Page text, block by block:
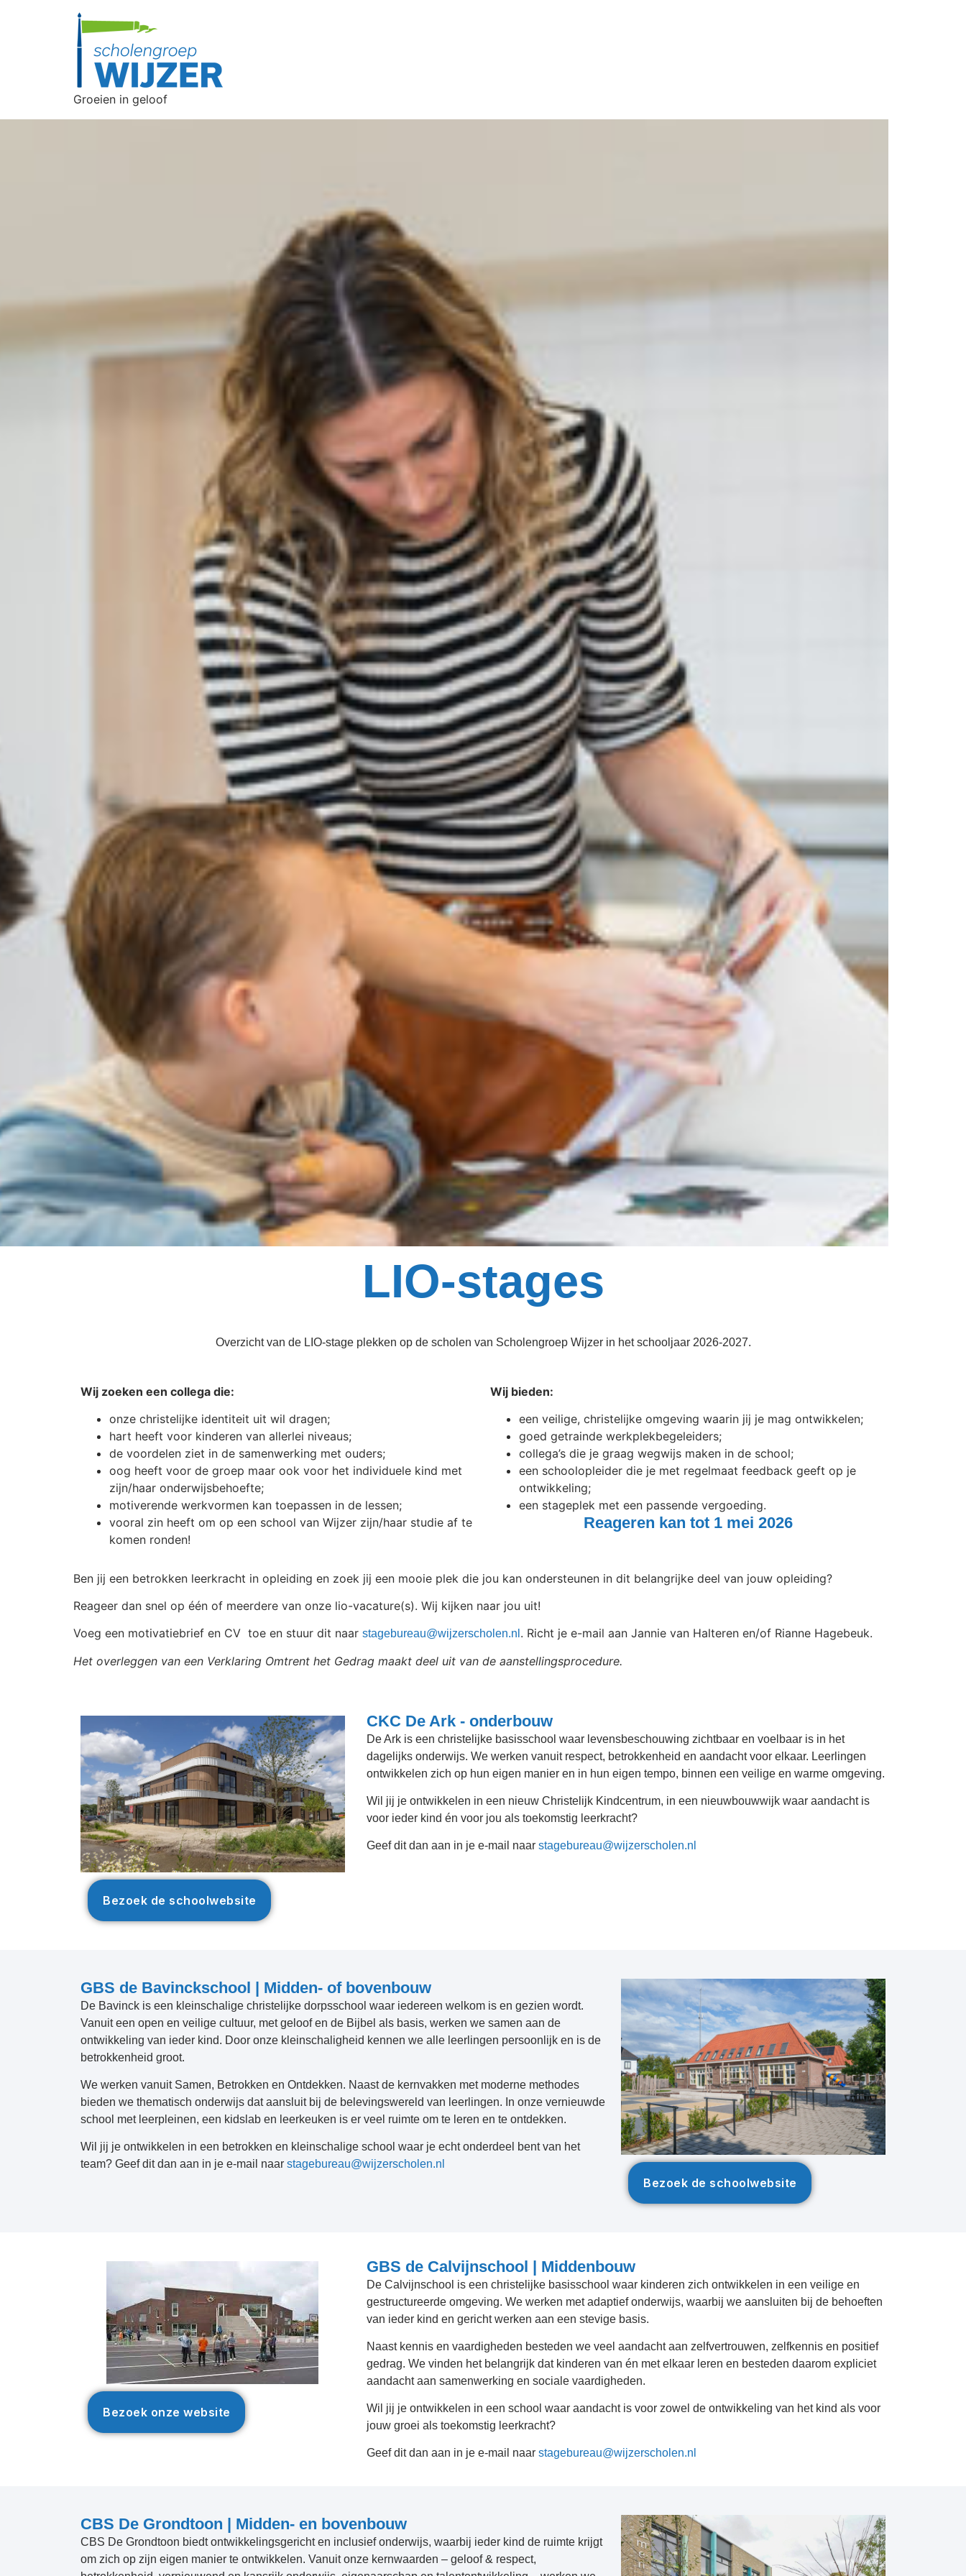
Groeien in geloof
LIO-stages
Overzicht van de LIO-stage plekken op de scholen van Scholengroep Wijzer in het schooljaar 2026-2027.
Wij zoeken een collega die:
onze christelijke identiteit uit wil dragen;
hart heeft voor kinderen van allerlei niveaus;
de voordelen ziet in de samenwerking met ouders;
oog heeft voor de groep maar ook voor het individuele kind met
zijn/haar onderwijsbehoefte;
motiverende werkvormen kan toepassen in de lessen;
vooral zin heeft om op een school van Wijzer zijn/haar studie af te
komen ronden!
Wij bieden:
een veilige, christelijke omgeving waarin jij je mag ontwikkelen;
goed getrainde werkplekbegeleiders;
collega’s die je graag wegwijs maken in de school;
een schoolopleider die je met regelmaat feedback geeft op je
ontwikkeling;
een stageplek met een passende vergoeding.
Reageren kan tot 1 mei 2026
Ben jij een betrokken leerkracht in opleiding en zoek jij een mooie plek die jou kan ondersteunen in dit belangrijke deel van jouw opleiding?
Reageer dan snel op één of meerdere van onze lio-vacature(s). Wij kijken naar jou uit!
Voeg een motivatiebrief en CV toe en stuur dit naar stagebureau@wijzerscholen.nl . Richt je e-mail aan Jannie van Halteren en/of Rianne Hagebeuk.
Het overleggen van een Verklaring Omtrent het Gedrag maakt deel uit van de aanstellingsprocedure.
Bezoek de schoolwebsite
CKC De Ark - onderbouw
De Ark is een christelijke basisschool waar levensbeschouwing zichtbaar en voelbaar is in het
dagelijks onderwijs. We werken vanuit respect, betrokkenheid en aandacht voor elkaar. Leerlingen
ontwikkelen zich op hun eigen manier en in hun eigen tempo, binnen een veilige en warme omgeving.
Wil jij je ontwikkelen in een nieuw Christelijk Kindcentrum, in een nieuwbouwwijk waar aandacht is
voor ieder kind én voor jou als toekomstig leerkracht?
Geef dit dan aan in je e-mail naar stagebureau@wijzerscholen.nl
GBS de Bavinckschool | Midden- of bovenbouw
De Bavinck is een kleinschalige christelijke dorpsschool waar iedereen welkom is en gezien wordt.
Vanuit een open en veilige cultuur, met geloof en de Bijbel als basis, werken we samen aan de
ontwikkeling van ieder kind. Door onze kleinschaligheid kennen we alle leerlingen persoonlijk en is de
betrokkenheid groot.
We werken vanuit Samen, Betrokken en Ontdekken. Naast de kernvakken met moderne methodes
bieden we thematisch onderwijs dat aansluit bij de belevingswereld van leerlingen. In onze vernieuwde
school met leerpleinen, een kidslab en leerkeuken is er veel ruimte om te leren en te ontdekken.
Wil jij je ontwikkelen in een betrokken en kleinschalige school waar je echt onderdeel bent van het
team? Geef dit dan aan in je e-mail naar stagebureau@wijzerscholen.nl
Bezoek de schoolwebsite
Bezoek onze website
GBS de Calvijnschool | Middenbouw
De Calvijnschool is een christelijke basisschool waar kinderen zich ontwikkelen in een veilige en
gestructureerde omgeving. We werken met adaptief onderwijs, waarbij we aansluiten bij de behoeften
van ieder kind en gericht werken aan een stevige basis.
Naast kennis en vaardigheden besteden we veel aandacht aan zelfvertrouwen, zelfkennis en positief
gedrag. We vinden het belangrijk dat kinderen van én met elkaar leren en besteden daarom expliciet
aandacht aan samenwerking en sociale vaardigheden.
Wil jij je ontwikkelen in een school waar aandacht is voor zowel de ontwikkeling van het kind als voor
jouw groei als toekomstig leerkracht?
Geef dit dan aan in je e-mail naar stagebureau@wijzerscholen.nl
CBS De Grondtoon | Midden- en bovenbouw
CBS De Grondtoon biedt ontwikkelingsgericht en inclusief onderwijs, waarbij ieder kind de ruimte krijgt
om zich op zijn eigen manier te ontwikkelen. Vanuit onze kernwaarden – geloof & respect,